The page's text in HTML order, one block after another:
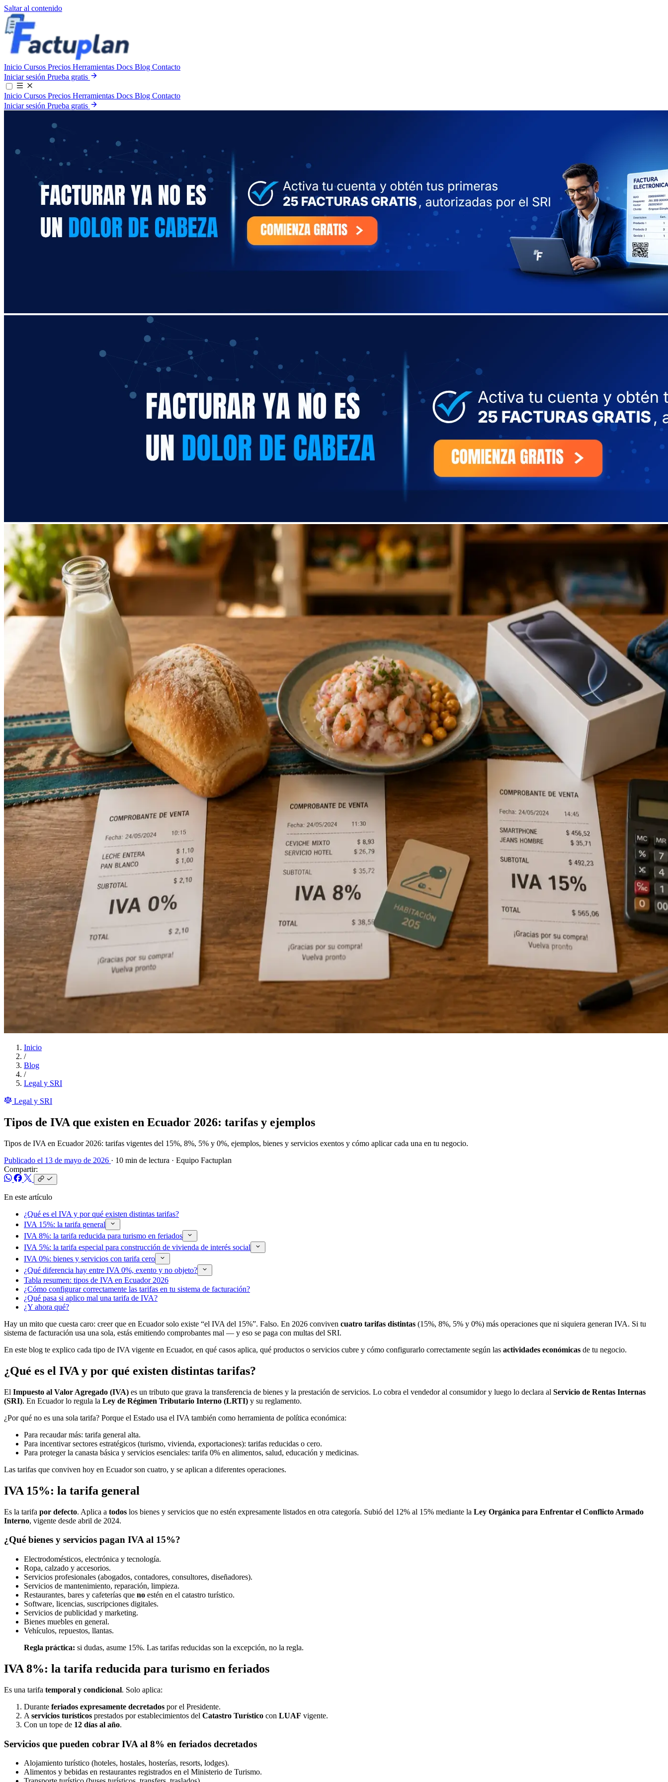
Saltar al contenido
Inicio Cursos Precios Herramientas Docs Blog Contacto
Iniciar sesión Prueba gratis
Inicio Cursos Precios Herramientas Docs Blog Contacto
Iniciar sesión Prueba gratis
Inicio
/
Blog
/
Legal y SRI
Legal y SRI
Tipos de IVA que existen en Ecuador 2026: tarifas y ejemplos
Tipos de IVA en Ecuador 2026: tarifas vigentes del 15%, 8%, 5% y 0%, ejemplos, bienes y servicios exentos y cómo aplicar cada una en tu negocio.
Publicado el 13 de mayo de 2026 · 10 min de lectura · Equipo Factuplan
Compartir:
En este artículo
¿Qué es el IVA y por qué existen distintas tarifas?
IVA 15%: la tarifa general
IVA 8%: la tarifa reducida para turismo en feriados
IVA 5%: la tarifa especial para construcción de vivienda de interés social
IVA 0%: bienes y servicios con tarifa cero
¿Qué diferencia hay entre IVA 0%, exento y no objeto?
Tabla resumen: tipos de IVA en Ecuador 2026
¿Cómo configurar correctamente las tarifas en tu sistema de facturación?
¿Qué pasa si aplico mal una tarifa de IVA?
¿Y ahora qué?
Hay un mito que cuesta caro: creer que en Ecuador solo existe “el IVA del 15%”. Falso. En 2026 conviven cuatro tarifas distintas (15%, 8%, 5% y 0%) más operaciones que ni siquiera generan IVA. Si tu
sistema de facturación usa una sola, estás emitiendo comprobantes mal — y eso se paga con multas del SRI.
En este blog te explico cada tipo de IVA vigente en Ecuador, en qué casos aplica, qué productos o servicios cubre y cómo configurarlo correctamente según las actividades económicas de tu negocio.
¿Qué es el IVA y por qué existen distintas tarifas?
El Impuesto al Valor Agregado (IVA) es un tributo que grava la transferencia de bienes y la prestación de servicios. Lo cobra el vendedor al consumidor y luego lo declara al Servicio de Rentas Internas
(SRI). En Ecuador lo regula la Ley de Régimen Tributario Interno (LRTI) y su reglamento.
¿Por qué no es una sola tarifa? Porque el Estado usa el IVA también como herramienta de política económica:
Para recaudar más: tarifa general alta.
Para incentivar sectores estratégicos (turismo, vivienda, exportaciones): tarifas reducidas o cero.
Para proteger la canasta básica y servicios esenciales: tarifa 0% en alimentos, salud, educación y medicinas.
Las tarifas que conviven hoy en Ecuador son cuatro, y se aplican a diferentes operaciones.
IVA 15%: la tarifa general
Es la tarifa por defecto. Aplica a todos los bienes y servicios que no estén expresamente listados en otra categoría. Subió del 12% al 15% mediante la Ley Orgánica para Enfrentar el Conflicto Armado
Interno, vigente desde abril de 2024.
¿Qué bienes y servicios pagan IVA al 15%?
Electrodomésticos, electrónica y tecnología.
Ropa, calzado y accesorios.
Servicios profesionales (abogados, contadores, consultores, diseñadores).
Servicios de mantenimiento, reparación, limpieza.
Restaurantes, bares y cafeterías que no estén en el catastro turístico.
Software, licencias, suscripciones digitales.
Servicios de publicidad y marketing.
Bienes muebles en general.
Vehículos, repuestos, llantas.
Regla práctica: si dudas, asume 15%. Las tarifas reducidas son la excepción, no la regla.
IVA 8%: la tarifa reducida para turismo en feriados
Es una tarifa temporal y condicional. Solo aplica:
Durante feriados expresamente decretados por el Presidente.
A servicios turísticos prestados por establecimientos del Catastro Turístico con LUAF vigente.
Con un tope de 12 días al año.
Servicios que pueden cobrar IVA al 8% en feriados decretados
Alojamiento turístico (hoteles, hostales, hosterías, resorts, lodges).
Alimentos y bebidas en restaurantes registrados en el Ministerio de Turismo.